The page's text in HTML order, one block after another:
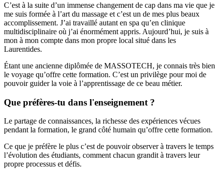
C’est à la suite d’un immense changement de cap dans ma vie que je
me suis formée à l’art du massage et c’est un de mes plus beaux
accomplissement. J’ai travaillé autant en spa qu’en clinique
multidisciplinaire où j’ai énormément appris. Aujourd’hui, je suis à
mon à mon compte dans mon propre local situé dans les
Laurentides.
Étant une ancienne diplômée de MASSOTECH, je connais très bien
le voyage qu’offre cette formation. C’est un privilège pour moi de
pouvoir guider la voie à l’apprentissage de ce beau métier.
Que préfères-tu dans l'enseignement ?
Le partage de connaissances, la richesse des expériences vécues
pendant la formation, le grand côté humain qu’offre cette formation.
Ce que je préfère le plus c’est de pouvoir observer à travers le temps
l’évolution des étudiants, comment chacun grandit à travers leur
propre processus et défis.